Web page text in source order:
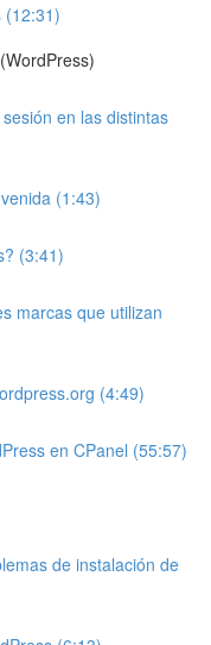
(12:31)
en las distintas
(1:43)
(3:41)
marcas que utilizan
(4:49)
en CPanel (55:57)
de instalación de